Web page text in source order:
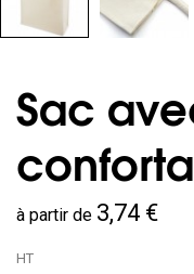
Sac
à partir de 3,74 €
HT